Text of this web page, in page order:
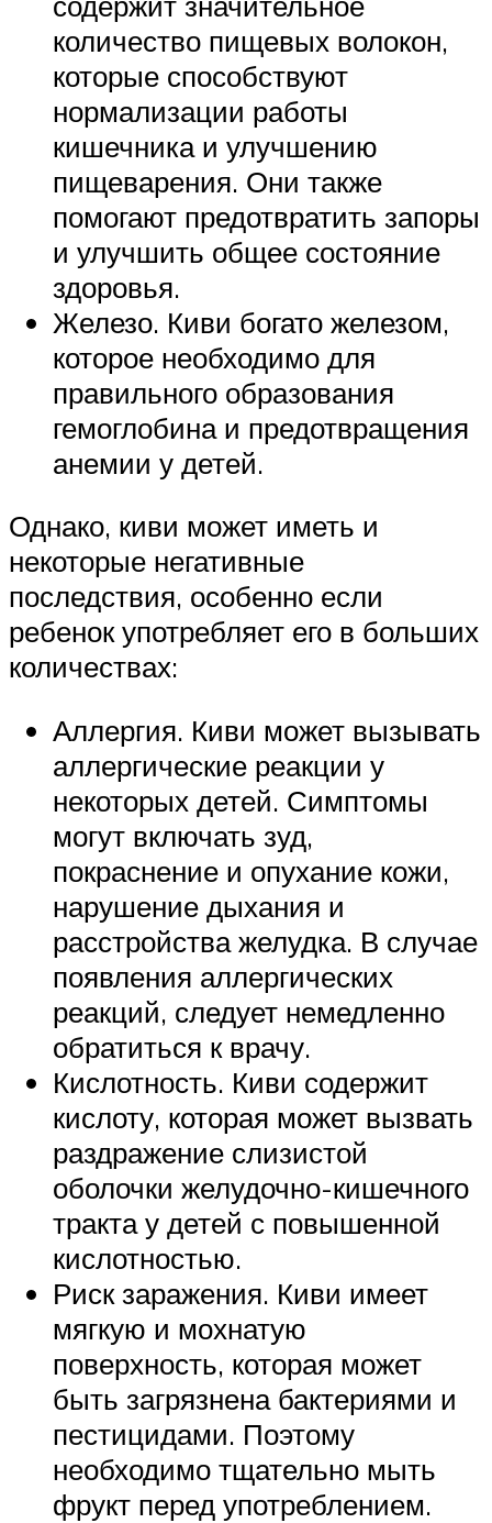
количество пищевых волокон,
которые способствуют
нормализации работы
кишечника и улучшению
пищеварения. Они также
помогают предотвратить запоры
и улучшить общее состояние
здоровья.
Железо. Киви богато железом,
которое необходимо для
правильного образования
гемоглобина и предотвращения
анемии у детей.
Однако, киви может иметь и
некоторые негативные
последствия, особенно если
ребенок употребляет его в больших
количествах:
Аллергия. Киви может вызывать
аллергические реакции у
некоторых детей. Симптомы
могут включать зуд,
покраснение и опухание кожи,
нарушение дыхания и
расстройства желудка. В случае
появления аллергических
реакций, следует немедленно
обратиться к врачу.
Кислотность. Киви содержит
кислоту, которая может вызвать
раздражение слизистой
оболочки желудочно-кишечного
тракта у детей с повышенной
кислотностью.
Риск заражения. Киви имеет
мягкую и мохнатую
поверхность, которая может
быть загрязнена бактериями и
пестицидами. Поэтому
необходимо тщательно мыть
фрукт перед употреблением.